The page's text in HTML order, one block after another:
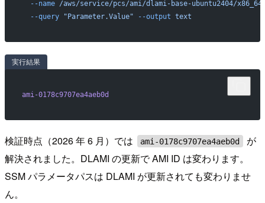
  --name
/aws/service/pcs/ami/dlami-base-ubuntu2404/
  --query
"Parameter.Value" --output text
実行結果
ami-0178c9707ea4aeb0d
検証時点（2026 年 6 月）では ami-0178c9707ea4aeb0d
が
解決されました。DLAMI の更新で AMI ID は変わります。
SSM パラメータパスは DLAMI が更新されても変わりませ
ん。